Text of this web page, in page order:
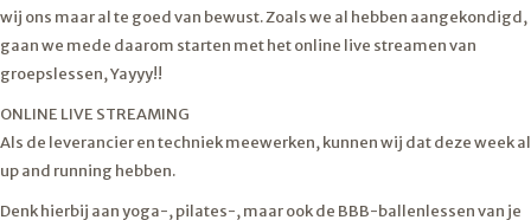
wij ons maar al te goed van bewust. Zoals we al hebben aangekondigd,
gaan we mede daarom starten met het online live streamen van
groepslessen, Yayyy!!
ONLINE LIVE STREAMING
Als de leverancier en techniek meewerken, kunnen wij dat deze week al
up and running hebben.
Denk hierbij aan yoga-, pilates-, maar ook de BBB-ballenlessen van je